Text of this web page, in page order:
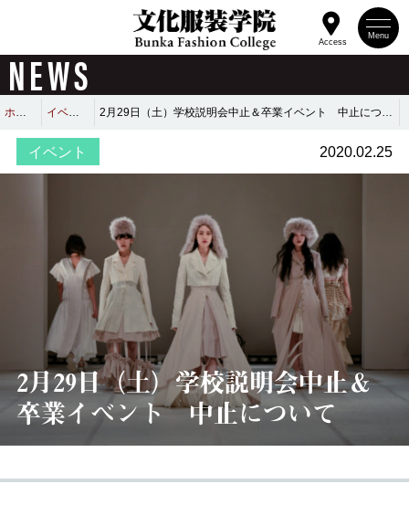
Menu
Access
NEWS
ホーム イベント 2月29日（土）学校説明会中止＆卒業イベント 中止について
イベント 2020.02.25
2月29日（土）学校説明会中止＆
卒業イベント 中止について